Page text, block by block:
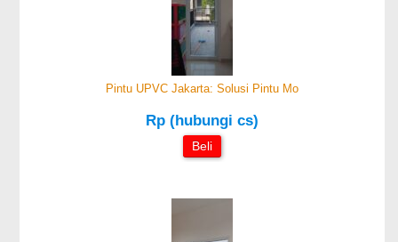
Pintu UPVC Jakarta: Solusi Pintu Mo
Rp (hubungi cs)
Beli